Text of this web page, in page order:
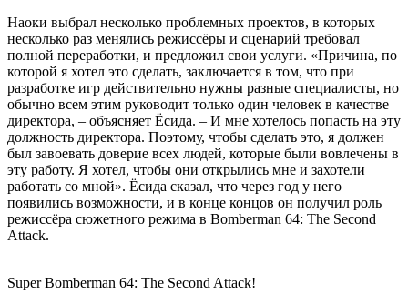
Наоки выбрал несколько проблемных проектов, в которых
несколько раз менялись режиссёры и сценарий требовал
полной переработки, и предложил свои услуги. «Причина, по
которой я хотел это сделать, заключается в том, что при
разработке игр действительно нужны разные специалисты, но
обычно всем этим руководит только один человек в качестве
директора, – объясняет Ёсида. – И мне хотелось попасть на эту
должность директора. Поэтому, чтобы сделать это, я должен
был завоевать доверие всех людей, которые были вовлечены в
эту работу. Я хотел, чтобы они открылись мне и захотели
работать со мной». Ёсида сказал, что через год у него
появились возможности, и в конце концов он получил роль
режиссёра сюжетного режима в Bomberman 64: The Second
Attack.
Super Bomberman 64: The Second Attack!